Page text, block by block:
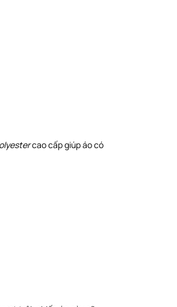
cao cấp giúp áo có